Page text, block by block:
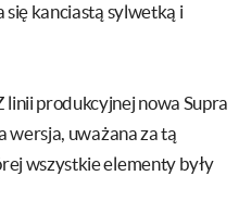
kanciastą sylwetką i
produkcyjnej nowa Supra
wersja, uważana za tą
wszystkie elementy były